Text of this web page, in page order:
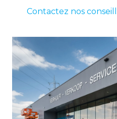
Contactez nos